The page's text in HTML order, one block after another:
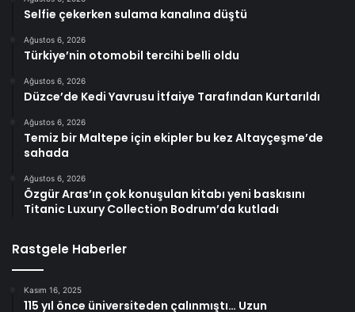
Selfie çekerken sulama kanalına düştü
Ağustos 6, 2026
Türkiye’nin otomobil tercihi belli oldu
Ağustos 6, 2026
Düzce’de Kedi Yavrusu İtfaiye Tarafından Kurtarıldı
Ağustos 6, 2026
Temiz bir Maltepe için ekipler bu kez Altayçeşme’de
sahada
Ağustos 6, 2026
Özgür Aras’ın çok konuşulan kitabı yeni baskısını
Titanic Luxury Collection Bodrum’da kutladı
Rastgele Haberler
Kasım 16, 2025
115 yıl önce üniversiteden çalınmıştı… Uzun